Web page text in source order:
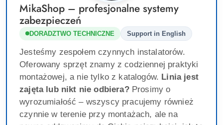
MikaShop – profesjonalne systemy
zabezpieczeń
DORADZTWO TECHNICZNE Support in English
Jesteśmy zespołem czynnych instalatorów.
Oferowany sprzęt znamy z codziennej praktyki
montażowej, a nie tylko z katalogów. Linia jest
zajęta lub nikt nie odbiera?Prosimy o
wyrozumiałość – wszyscy pracujemy również
czynnie w terenie przy montażach, ale na